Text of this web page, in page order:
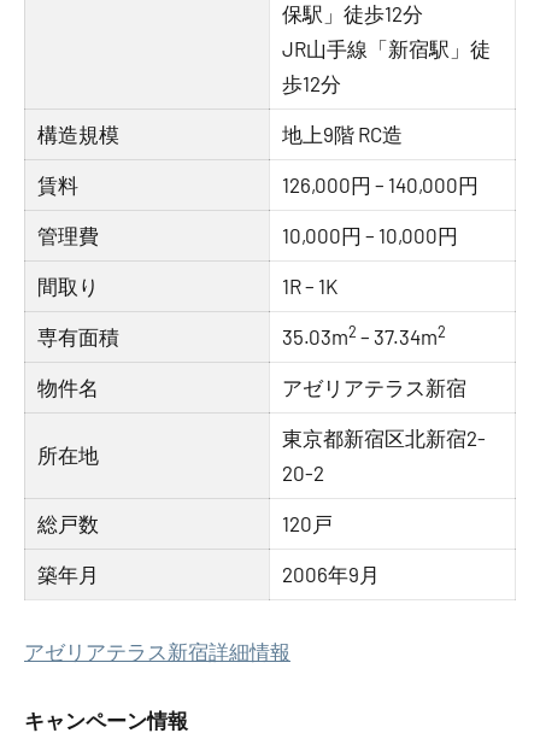
保駅」徒歩12分
JR山手線「新宿駅」徒
歩12分
構造規模 地上9階 RC造
賃料 126,000円 – 140,000円
管理費 10,000円 – 10,000円
間取り 1R – 1K
専有面積 35.03m2 – 37.34m2
物件名 アゼリアテラス新宿
所在地
東京都新宿区北新宿2-
20-2
総戸数 120戸
築年月 2006年9月
アゼリアテラス新宿詳細情報
キャンペーン情報